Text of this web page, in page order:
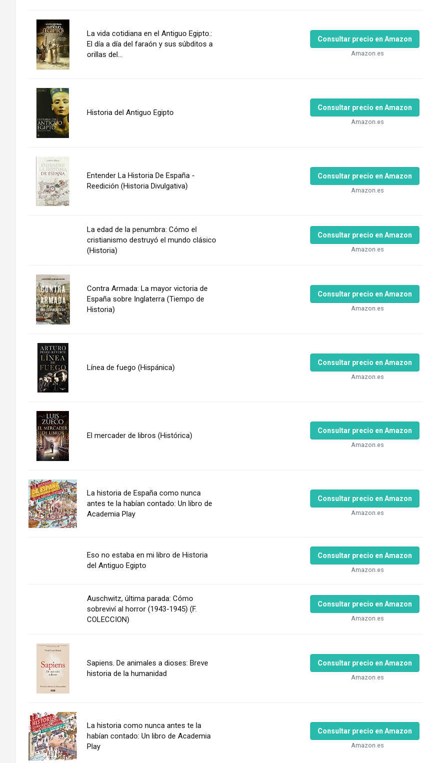
La vida cotidiana en el Antiguo Egipto.:
El día a día del faraón y sus súbditos a
orillas del...
Consultar precio en Amazon
Amazon.es
Historia del Antiguo Egipto
Consultar precio en Amazon
Amazon.es
Entender La Historia De España -
Reedición (Historia Divulgativa)
Consultar precio en Amazon
Amazon.es
La edad de la penumbra: Cómo el
cristianismo destruyó el mundo clásico
(Historia)
Consultar precio en Amazon
Amazon.es
Contra Armada: La mayor victoria de
España sobre Inglaterra (Tiempo de
Historia)
Consultar precio en Amazon
Amazon.es
Línea de fuego (Hispánica)
Consultar precio en Amazon
Amazon.es
El mercader de libros (Histórica)
Consultar precio en Amazon
Amazon.es
La historia de España como nunca
antes te la habían contado: Un libro de
Academia Play
Consultar precio en Amazon
Amazon.es
Eso no estaba en mi libro de Historia
del Antiguo Egipto
Consultar precio en Amazon
Amazon.es
Auschwitz, última parada: Cómo
sobreviví al horror (1943-1945) (F.
COLECCION)
Consultar precio en Amazon
Amazon.es
Sapiens. De animales a dioses: Breve
historia de la humanidad
Consultar precio en Amazon
Amazon.es
La historia como nunca antes te la
habían contado: Un libro de Academia
Play
Consultar precio en Amazon
Amazon.es